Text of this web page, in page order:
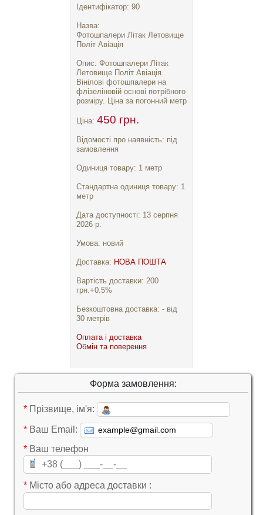
Ідентифікатор: 90
Назва:
Фотошпалери Літак Летовище
Політ Авіація
Опис: Фотошпалери Літак
Летовище Політ Авіація.
Вінілові фотошпалери на
флізеліновій основі потрібного
розміру. Ціна за погонний метр
Ціна: 450 грн.
Відомості про наявність: під
замовлення
Одиниця товару: 1 метр
Стандартна одиниця товару: 1
метр
Дата доступності: 13 серпня
2026 р.
Умова: новий
Доставка: НОВА ПОШТА
Вартість доставки: 200
грн.+0.5%
Безкоштовна доставка: - від
30 метрів
Оплата і доставка
Обмін та поверення
Форма замовлення:
* Прізвище, ім'я:
* Ваш Email:
* Ваш телефон
* Місто або адреса доставки :